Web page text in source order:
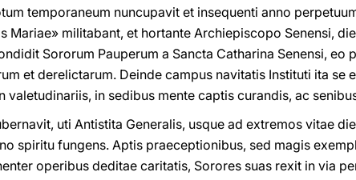
temporaneum nuncupavit et insequenti anno
Mariae» militabant, et hortante Archiepiscopo Senensi,
Sororum Pauperum a Sancta Catharina Senensi, eo
et derelictarum. Deinde campus navitatis Instituti ita se
in sedibus mente captis curandis, ac
uti Antistita Generalis, usque ad extremos vitae
spiritu fungens. Aptis praeceptionibus, sed magis
operibus deditae caritatis, Sorores suas rexit in via